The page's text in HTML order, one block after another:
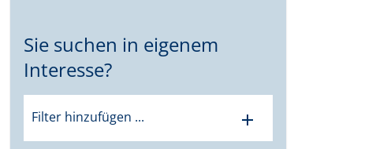
Sie suchen in eigenem
Interesse?
Filter hinzufügen ... add